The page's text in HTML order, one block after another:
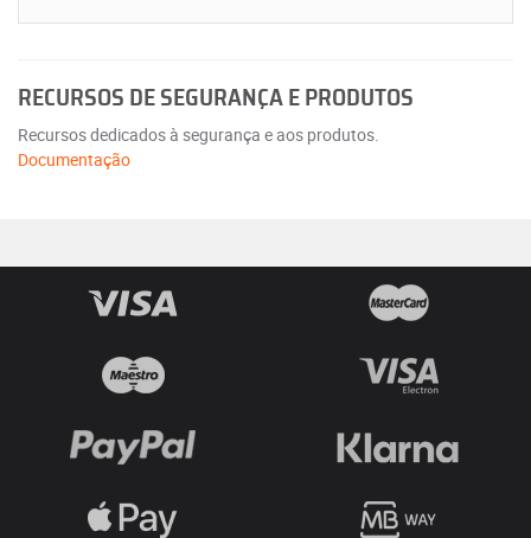
RECURSOS DE SEGURANÇA E PRODUTOS
Recursos dedicados à segurança e aos produtos.
Documentação